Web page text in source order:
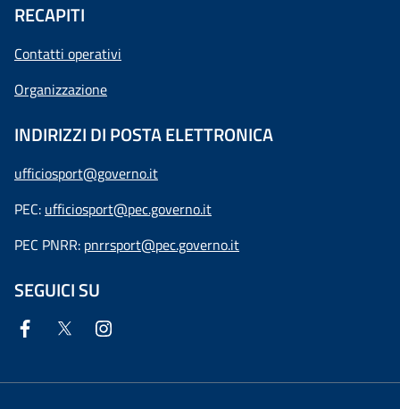
RECAPITI
Contatti operativi
Organizzazione
INDIRIZZI DI POSTA ELETTRONICA
ufficiosport@governo.it
PEC: ufficiosport@pec.governo.it
PEC PNRR: pnrrsport@pec.governo.it
SEGUICI SU